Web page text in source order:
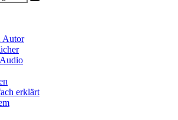
Suche
Autor
erklärt